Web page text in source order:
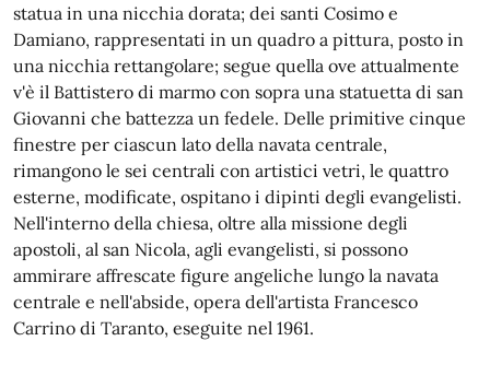
statua in una nicchia dorata; dei santi Cosimo e
Damiano, rappresentati in un quadro a pittura, posto in
una nicchia rettangolare; segue quella ove attualmente
v'è il Battistero di marmo con sopra una statuetta di san
Giovanni che battezza un fedele. Delle primitive cinque
finestre per ciascun lato della navata centrale,
rimangono le sei centrali con artistici vetri, le quattro
esterne, modificate, ospitano i dipinti degli evangelisti.
Nell'interno della chiesa, oltre alla missione degli
apostoli, al san Nicola, agli evangelisti, si possono
ammirare affrescate figure angeliche lungo la navata
centrale e nell'abside, opera dell'artista Francesco
Carrino di Taranto, eseguite nel 1961.